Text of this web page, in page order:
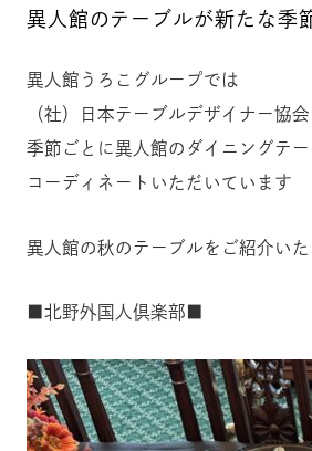
異人館のテーブルが新たな季
異人館うろこグループでは
（社）日本テーブルデザイナー協
季節ごとに異人館のダイニングテー
コーディネートいただいています
異人館の秋のテーブルをご紹介い
■北野外国人倶楽部■